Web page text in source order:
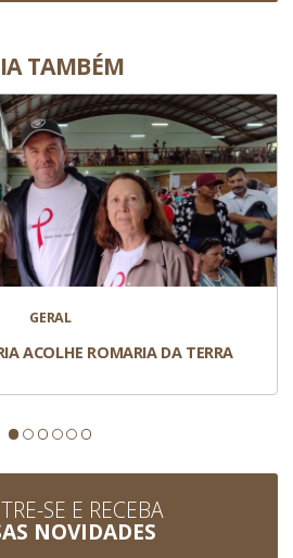
TAMBÉM
GERAL
ACOLHE ROMARIA DA TERRA
SE E RECEBA
NOVIDADES